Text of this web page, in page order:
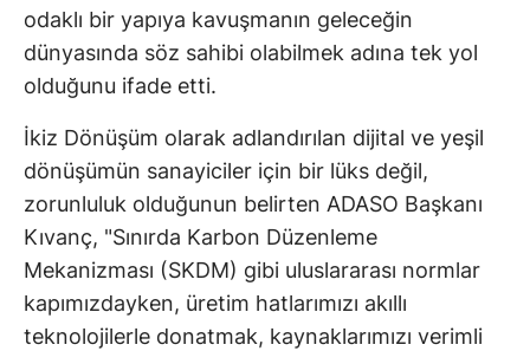
odaklı bir yapıya kavuşmanın geleceğin
dünyasında söz sahibi olabilmek adına tek yol
olduğunu ifade etti.
İkiz Dönüşüm olarak adlandırılan dijital ve yeşil
dönüşümün sanayiciler için bir lüks değil,
zorunluluk olduğunun belirten ADASO Başkanı
Kıvanç, "Sınırda Karbon Düzenleme
Mekanizması (SKDM) gibi uluslararası normlar
kapımızdayken, üretim hatlarımızı akıllı
teknolojilerle donatmak, kaynaklarımızı verimli